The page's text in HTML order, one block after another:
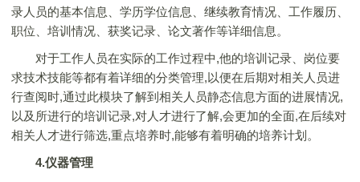
录人员的基本信息、学历学位信息、继续教育情况、工作履历、
职位、培训情况、获奖记录、论文著作等详细信息。
对于工作人员在实际的工作过程中,他的培训记录、岗位要
求技术技能等都有着详细的分类管理,以便在后期对相关人员进
行查阅时,通过此模块了解到相关人员静态信息方面的进展情况,
以及所进行的培训记录,对人才进行了解,会更加的全面,在后续对
相关人才进行筛选,重点培养时,能够有着明确的培养计划。
4.仪器管理